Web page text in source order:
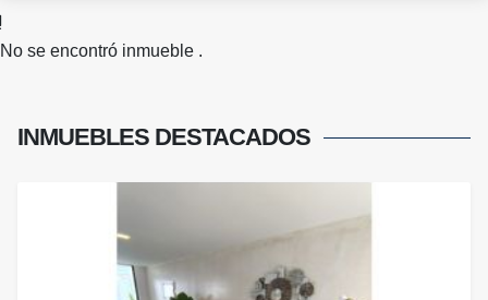
No se encontró inmueble .
INMUEBLES DESTACADOS